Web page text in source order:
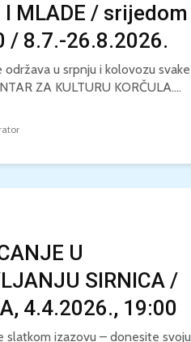
I MLADE / srijedom
/ 8.7.-26.8.2026.
održava u srpnju i kolovozu svake
ZA KULTURU KORČULA....
U
SIRNICA /
4.4.2026., 19:00
slatkom izazovu – donesite svoju